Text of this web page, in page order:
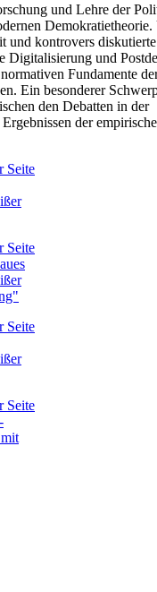
und Lehre der
und kontrovers diskutierte
Digitalisierung und
Fundamente
Ein besonderer
den Debatten in der
der